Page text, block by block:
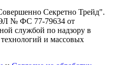
Секретно Трейд".
ЭЛ № ФС 77-79634 от
службой по надзору в
и массовых